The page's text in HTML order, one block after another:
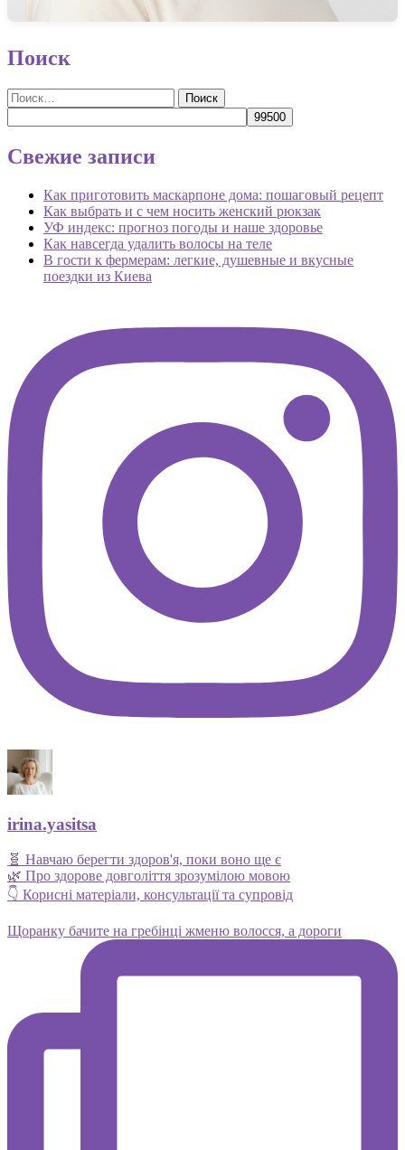
Поиск
Найти:
Свежие записи
Как приготовить маскарпоне дома: пошаговый рецепт
Как выбрать и с чем носить женский рюкзак
УФ индекс: прогноз погоды и наше здоровье
Как навсегда удалить волосы на теле
В гости к фермерам: легкие, душевные и вкусные
поездки из Киева
irina.yasitsa
🧬 Навчаю берегти здоров'я, поки воно ще є
🌿 Про здорове довголіття зрозумілою мовою
👇 Корисні матеріали, консультації та супровід
Щоранку бачите на гребінці жменю волосся, а дороги